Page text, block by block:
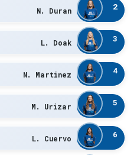
N. Duran 2
L. Doak 3
N. Martinez 4
M. Urizar 5
L. Cuervo 6